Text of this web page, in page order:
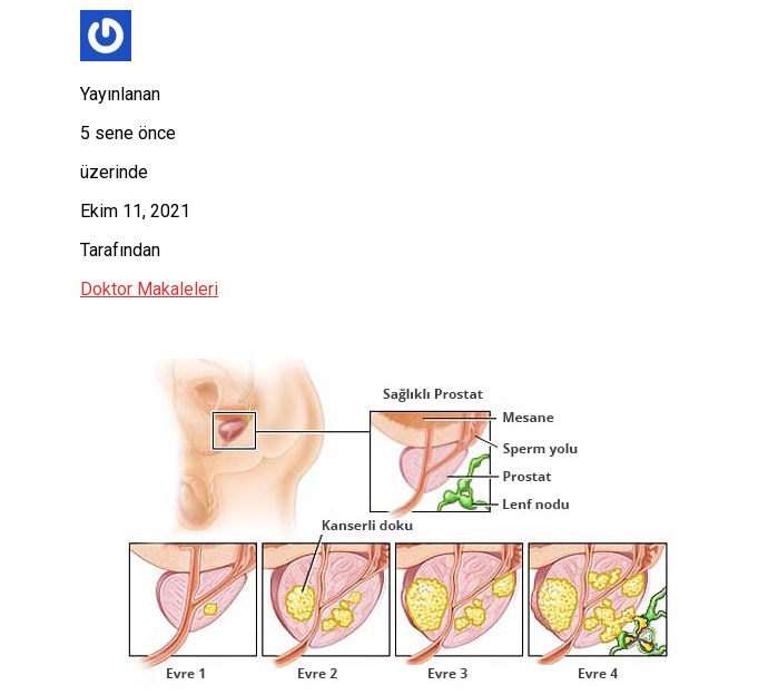
Yayınlanan
5 sene önce
üzerinde
Ekim 11, 2021
Tarafından
Doktor Makaleleri